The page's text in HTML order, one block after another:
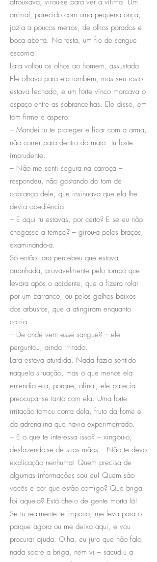
animal, parecido com uma pequena onça,
jazia a poucos metros, de olhos parados e
boca aberta. Na testa, um fio de sangue
escorria.
Lara voltou os olhos ao homem, assustada.
Ele olhava para ela também, mas seu rosto
estava fechado, e um forte vinco marcava o
espaço entre as sobrancelhas. Ele disse, em
tom firme e áspero:
– Mandei tu te proteger e ficar com a arma,
não correr para dentro do mato. Tu foste
imprudente.
– Não me senti segura na carroça –
respondeu, não gostando do tom de
cobrança dele, que insinuava que ela lhe
devia obediência.
– E aqui tu estavas, por certo? E se eu não
chegasse a tempo? – girou-a pelos braços,
examinando-a.
Só então Lara percebeu que estava
arranhada, provavelmente pelo tombo que
levara após o acidente, que a fizera rolar
por um barranco, ou pelos galhos baixos
dos arbustos, que a atingiram enquanto
corria.
– De onde vem esse sangue? – ele
perguntou, ainda irritado.
Lara estava aturdida. Nada fazia sentido
naquela situação, mas o que menos ela
entendia era, porque, afinal, ele parecia
preocupar-se tanto com ela. Uma forte
irritação tomou conta dela, fruto da fome e
da adrenalina que havia experimentado.
– E o que te interessa isso? – xingou-o,
desfazendo-se de suas mãos – Não te devo
explicação nenhuma! Quem precisa de
algumas informações sou eu! Quem são
vocês e por que estão comigo? Que briga
foi aquela? Está cheio de gente morta lá!
Se tu realmente te importa, me leva para o
parque agora ou me deixa aqui, e vou
procurar ajuda. Olha, eu juro que não falo
nada sobre a briga, nem vi – sacudiu a